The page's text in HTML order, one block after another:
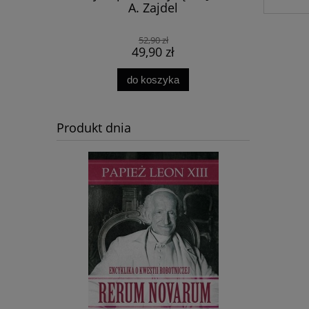
A. Zajdel
52,90 zł
49,90 zł
do koszyka
Produkt dnia